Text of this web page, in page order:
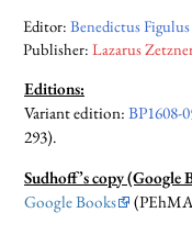
Editor:Benedictus Figulus
Publisher:Lazarus
Editions:
Variant edition:BP1608-
293).
Sudhoff’s copy (Google
Google Books